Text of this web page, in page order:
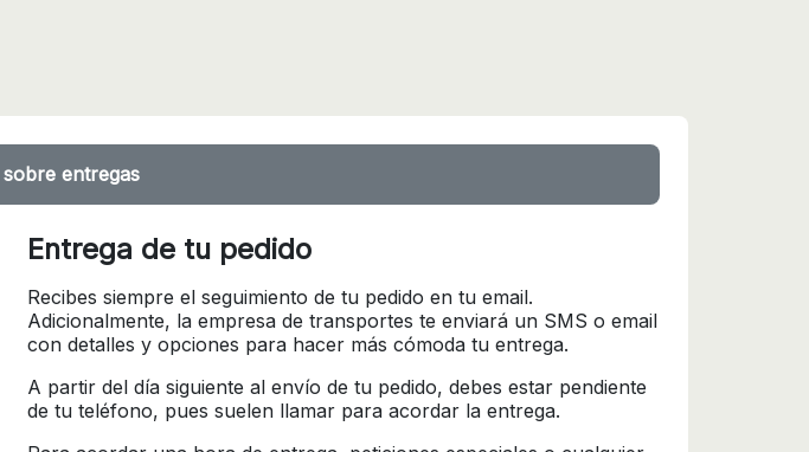
entregas
Entrega de tu pedido
Recibes siempre el seguimiento de tu pedido en tu email.
Adicionalmente, la empresa de transportes te enviará un SMS o email
con detalles y opciones para hacer más cómoda tu entrega.
A partir del día siguiente al envío de tu pedido, debes estar pendiente
de tu teléfono, pues suelen llamar para acordar la entrega.